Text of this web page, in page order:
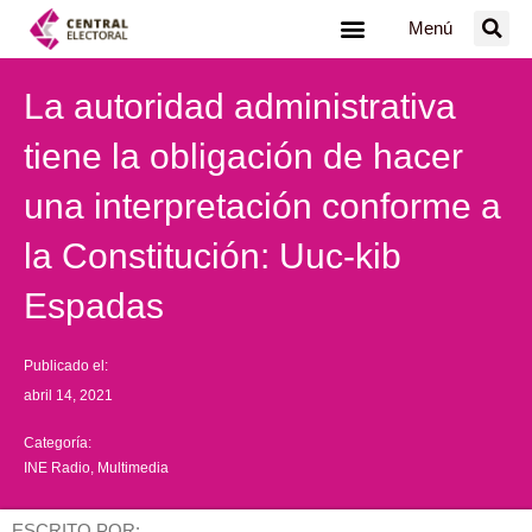
Menú
La autoridad administrativa
tiene la obligación de hacer
una interpretación conforme a
la Constitución: Uuc-kib
Espadas
Publicado el:
abril 14, 2021
Categoría:
INE Radio Multimedia